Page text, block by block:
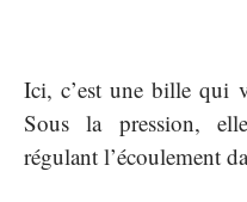
Ici, c’est une bille qui
Sous la pression,
régulant l’écoulement